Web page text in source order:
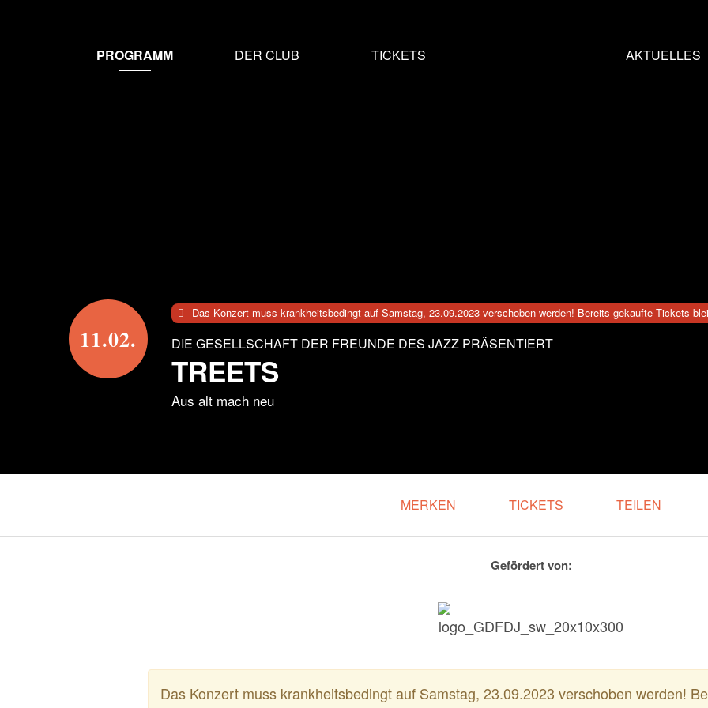
NAVIGATION
PROGRAMM DER CLUB TICKETS AKTUELLES
11.02.
Das Konzert muss krankheitsbedingt auf Samstag, 23.09.2023 verschoben werden! Bereits gekaufte Tickets
DIE GESELLSCHAFT DER FREUNDE DES JAZZ PRÄSENTIERT
TREETS
Aus alt mach neu
MERKEN TICKETS TEILEN
Gefördert von:
Das Konzert muss krankheitsbedingt auf Samstag, 23.09.2023 verschoben werden!